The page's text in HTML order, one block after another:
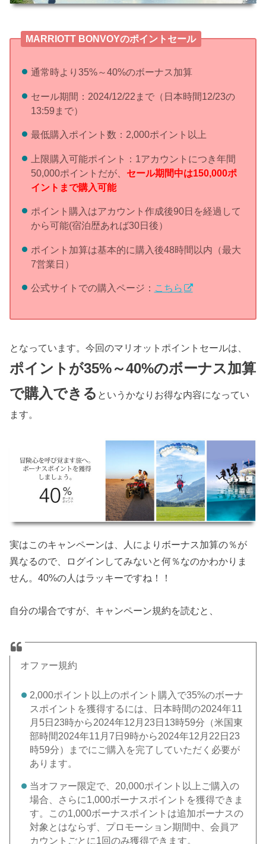
MARRIOTT BONVOYのポイントセール
通常時より35%～40%のボーナス加算
セール期間：2024/12/22まで（日本時間12/23の
13:59まで）
最低購入ポイント数：2,000ポイント以上
上限購入可能ポイント：1アカウントにつき年間
50,000ポイントだが、 セール期間中は150,000ポ
イントまで購入可能
ポイント購入はアカウント作成後90日を経過して
から可能(宿泊歴あれば30日後）
ポイント加算は基本的に購入後48時間以内（最大
7営業日）
公式サイトでの購入ページ： こちら
となっています。今回のマリオットポイントセールは、
ポイントが35%～40%のボーナス加算
で購入できる というかなりお得な内容になってい
ます。
実はこのキャンペーンは、人によりボーナス加算の％が
異なるので、ログインしてみないと何％なのかわかりま
せん。40%の人はラッキーですね！！
自分の場合ですが、キャンペーン規約を読むと、
オファー規約
2,000ポイント以上のポイント購入で35%のボーナ
スポイントを獲得するには、日本時間の2024年11
月5日23時から2024年12月23日13時59分（米国東
部時間2024年11月7日9時から2024年12月22日23
時59分）までにご購入を完了していただく必要が
あります。
当オファー限定で、20,000ポイント以上ご購入の
場合、さらに1,000ボーナスポイントを獲得できま
す。この1,000ボーナスポイントは追加ボーナスの
対象とはならず、プロモーション期間中、会員ア
カウントごとに1回のみ獲得できます。